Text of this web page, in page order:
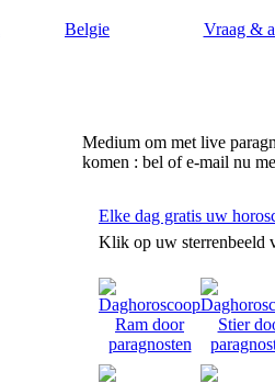
Belgie Vraag &
Medium om met live
komen : bel of e-mail nu
Elke dag gratis uw
Klik op uw sterrenbeeld